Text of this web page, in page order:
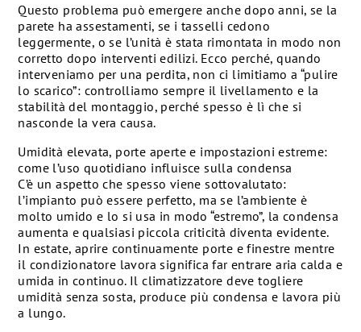
Questo problema può emergere anche dopo anni, se la
parete ha assestamenti, se i tasselli cedono
leggermente, o se l’unità è stata rimontata in modo non
corretto dopo interventi edilizi. Ecco perché, quando
interveniamo per una perdita, non ci limitiamo a “pulire
lo scarico”: controlliamo sempre il livellamento e la
stabilità del montaggio, perché spesso è lì che si
nasconde la vera causa.
Umidità elevata, porte aperte e impostazioni estreme:
come l’uso quotidiano influisce sulla condensa
C’è un aspetto che spesso viene sottovalutato:
l’impianto può essere perfetto, ma se l’ambiente è
molto umido e lo si usa in modo “estremo”, la condensa
aumenta e qualsiasi piccola criticità diventa evidente.
In estate, aprire continuamente porte e finestre mentre
il condizionatore lavora significa far entrare aria calda e
umida in continuo. Il climatizzatore deve togliere
umidità senza sosta, produce più condensa e lavora più
a lungo.